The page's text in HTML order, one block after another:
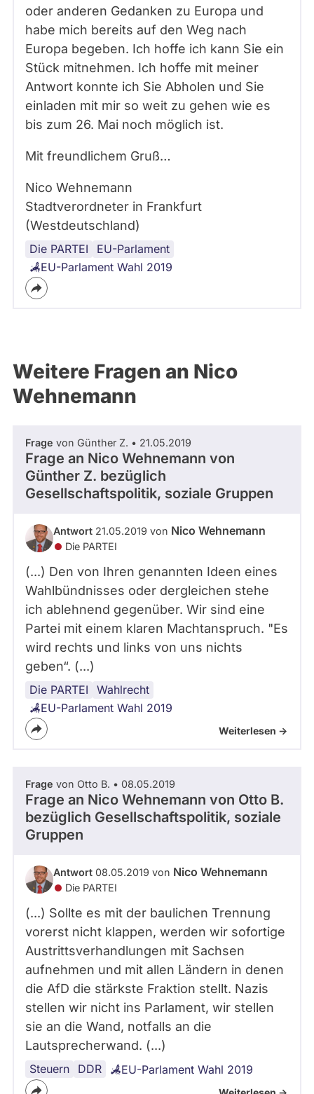
oder anderen Gedanken zu Europa und
habe mich bereits auf den Weg nach
Europa begeben. Ich hoffe ich kann Sie ein
Stück mitnehmen. Ich hoffe mit meiner
Antwort konnte ich Sie Abholen und Sie
einladen mit mir so weit zu gehen wie es
bis zum 26. Mai noch möglich ist.
Mit freundlichem Gruß…
Nico Wehnemann
Stadtverordneter in Frankfurt
(Westdeutschland)
Die PARTEI
EU-Parlament
EU-Parlament Wahl 2019
Weitere Fragen an Nico
Wehnemann
Frage von Günther Z. • 21.05.2019
Frage an Nico Wehnemann von
Günther Z. bezüglich
Gesellschaftspolitik, soziale Gruppen
Antwort 21.05.2019 von Nico Wehnemann
Die PARTEI
(...) Den von Ihren genannten Ideen eines
Wahlbündnisses oder dergleichen stehe
ich ablehnend gegenüber. Wir sind eine
Partei mit einem klaren Machtanspruch. "Es
wird rechts und links von uns nichts
geben“. (...)
Die PARTEI Wahlrecht
Europawahl
EU
Parteien
EU-Parlament Wahl 2019
Weiterlesen ->
Frage von Otto B. • 08.05.2019
Frage an Nico Wehnemann von Otto B.
bezüglich Gesellschaftspolitik, soziale
Gruppen
Antwort 08.05.2019 von Nico Wehnemann
Die PARTEI
(...) Sollte es mit der baulichen Trennung
vorerst nicht klappen, werden wir sofortige
Austrittsverhandlungen mit Sachsen
aufnehmen und mit allen Ländern in denen
die AfD die stärkste Fraktion stellt. Nazis
stellen wir nicht ins Parlament, wir stellen
sie an die Wand, notfalls an die
Lautsprecherwand. (...)
Steuern DDR EU-Parlament Wahl 2019